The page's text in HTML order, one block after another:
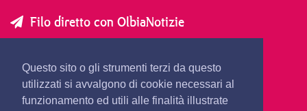
Questo sito o gli strumenti terzi da questo
utilizzati si avvalgono di cookie necessari al
funzionamento ed utili alle finalità illustrate
Filo diretto con OlbiaNotizie
SEGNALA UNA NOTIZIA
SEGNALA UN EVENTO